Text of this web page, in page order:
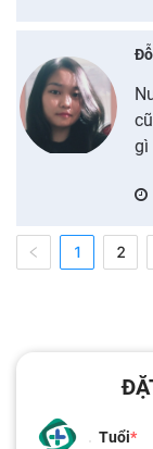
gì
1 2
Tuổi